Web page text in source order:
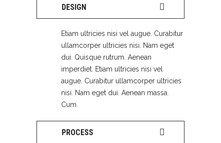
DESIGN
Etiam ultricies nisi vel augue. Curabitur
ullamcorper ultricies nisi. Nam eget
dui. Quisque rutrum. Aenean
imperdiet. Etiam ultricies nisi vel
augue. Curabitur ullamcorper ultricies
nisi. Nam eget dui. Aenean massa.
Cum
PROCESS